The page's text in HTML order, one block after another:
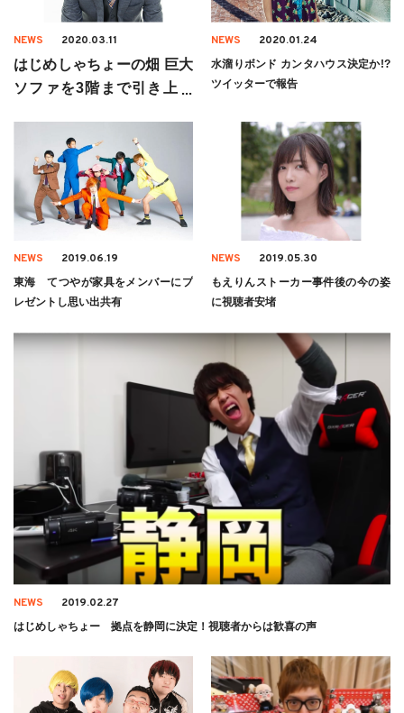
NEWS 2020.03.11
はじめしゃちょーの畑 巨大
ソファを3階まで引き上げ
NEWS 2020.01.24
水溜りボンド カンタハウス決定か!?
ツイッターで報告
NEWS 2019.06.19
東海 てつやが家具をメンバーにプ
レゼントし思い出共有
NEWS 2019.05.30
もえりんストーカー事件後の今の姿
に視聴者安堵
NEWS 2019.02.27
はじめしゃちょー 拠点を静岡に決定！視聴者からは歓喜の声